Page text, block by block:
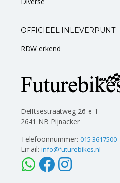
OFFICIEEL INLEVERPUNT
RDW erkend
Delftsestraatweg 26-e-1
2641 NB Pijnacker
Telefoonnummer: 015-3617500
Email: info@futurebikes.nl